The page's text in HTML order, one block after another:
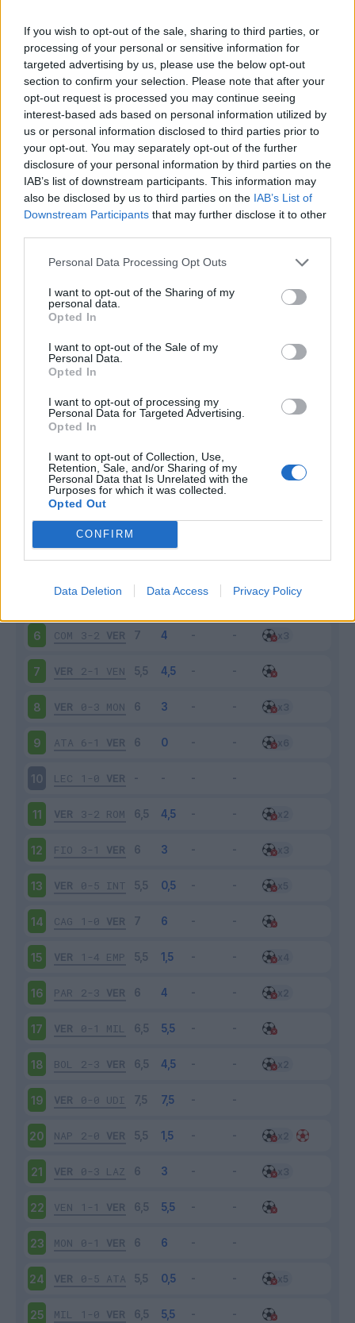
If you wish to opt-out of the sale, sharing to third parties, or
processing of your personal or sensitive information for
targeted advertising by us, please use the below opt-out
section to confirm your selection. Please note that after your
opt-out request is processed you may continue seeing
interest-based ads based on personal information utilized by
us or personal information disclosed to third parties prior to
your opt-out. You may separately opt-out of the further
disclosure of your personal information by third parties on the
IAB’s list of downstream participants. This information may
also be disclosed by us to third parties on the IAB’s List of
Downstream Participants that may further disclose it to other
Personal Data Processing Opt Outs
I want to opt-out of the Sharing of my
personal data.
Opted In
I want to opt-out of the Sale of my
Personal Data.
Opted In
I want to opt-out of processing my
Personal Data for Targeted Advertising.
Opted In
I want to opt-out of Collection, Use,
Retention, Sale, and/or Sharing of my
Personal Data that Is Unrelated with the
Purposes for which it was collected.
Opted Out
CONFIRM
Data Deletion Data Access Privacy Policy
Classic Mantra
Riepilogo stagione
Titolare 36 - 94%
Entrato 0 - 0%
Squalificato 0 - 0%
Infortunato 0 - 0%
Inutilizzato 2 - 5%
Scarica riepilogo
Giornata
VER 3-0 NAP
VER 0-3 JUV
0-2 VER
4 LAZ 2-1 VER
VER 2-3 TOR
6 COM 3-2 VER
7 VER 2-1 VEN
8 VER 0-3 MON
9 ATA 6-1 VER
10 LEC 1-0 VER
11 VER 3-2 ROM
12 FIO 3-1 VER
13 VER 0-5 INT
14 CAG 1-0 VER
15 VER 1-4 EMP
16 PAR 2-3 VER
17 VER 0-1 MIL
18 BOL 2-3 VER
19 VER 0-0 UDI
20 NAP 2-0 VER
21 VER 0-3 LAZ
22 VEN 1-1 VER
23 MON 0-1 VER
24 VER 0-5 ATA
25 MIL 1-0 VER